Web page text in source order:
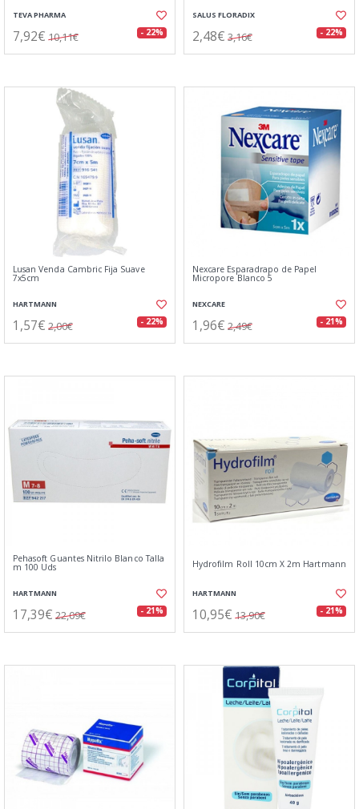
TEVA PHARMA
7,92€ 10,11€ - 22%
SALUS FLORADIX
2,48€ 3,16€ - 22%
Lusan Venda Cambric Fija Suave
7x5cm
HARTMANN
1,57€ 2,00€ - 22%
Nexcare Esparadrapo de Papel
Micropore Blanco 5
NEXCARE
1,96€ 2,49€ - 21%
Pehasoft Guantes Nitrilo Blanco Talla
m 100 Uds
HARTMANN
17,39€ 22,09€ - 21%
Hydrofilm Roll 10cm X 2m Hartmann
HARTMANN
10,95€ 13,90€ - 21%